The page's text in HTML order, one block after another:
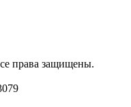
права защищены.